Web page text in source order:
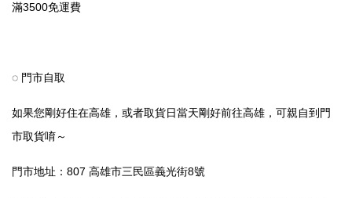
滿3500免運費
◌ 門市自取
如果您剛好住在高雄，或者取貨日當天剛好前往高雄，可親自到門
市取貨唷～
門市地址：807 高雄市三民區義光街8號